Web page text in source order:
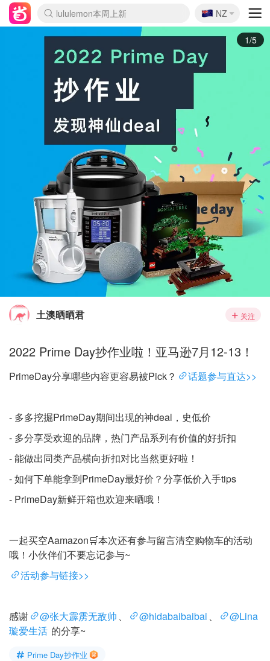
lululemon本周上新
Sasa美妆护肤3.5折
SSENSE年中3折
FreshBeauty好价汇总
Cettire降价+叠9折
Farfetch折上8折
WWS Coles超市实拍
viagogo二手票捡漏
Myer清仓1折起
The Outnet奢牌1折起
David Jones 3折起
Flannels大牌1折
Perfumes Club护肤1折
AMIRO返校季6.2折
Oweek抽奖送Airpods
Amazon折扣汇总
eToro入金$200送$50
Amazon数码好物
ICONIC本周7.5折
ThedoubleF高奢地板价
Moose Knuckles 6折
丝芙兰5折起
EUFY官网3.7折起
Selenichast首饰2折
Trip机票酒店促销
YSL送5件彩妆礼
Amazon家居好物
BIGBANG巡演开票
David Jones时尚3折
Amazon美妆护肤
雅漾大喷$8
过敏原检测盒$33
伊索独家赠50ml沐浴露
科颜氏送高保湿面霜
CW药房打折海报
SEALIFE海洋馆门票6折
丝塔芙大白罐$16
订阅Newsletter送香薰
Cult Beauty 6.8折
Harrods圣诞日历2.3折
LN-CC奢牌私促3折
d'Alba空姐喷雾$16
EVE LOM套装逆天2折
Adore Beauty 6折起
CT圣诞日历
Mytheresa奢品2.7折
🇳🇿
NZ
2/5
土澳晒晒君 关注
2022 Prime Day抄作业啦！亚马逊7月12-13！
PrimeDay分享哪些内容更容易被Pick？ 话题参与直达>>
- 多多挖掘PrimeDay期间出现的神deal，史低价
- 多分享受欢迎的品牌，热门产品系列有价值的好折扣
- 能做出同类产品横向折扣对比当然更好啦！
- 如何下单能拿到PrimeDay最好价？分享低价入手tips
- PrimeDay新鲜开箱也欢迎来晒哦！
一起买空Aamazon🛒本次还有参与留言清空购物车的活动
哦！小伙伴们不要忘记参与~
活动参与链接>>
感谢 @张大霹雳无敌帅 、 @hidabaibaibai 、
@Lina
璇爱生活 的分享~
Prime Day抄作业